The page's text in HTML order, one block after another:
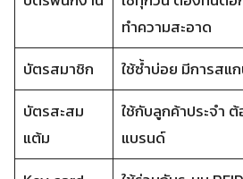
ทำความสะอาด
บัตรสมาชิก
ใช้ซ้ำบ่อย มีการสแ
บัตรสะสม
แต้ม
ใช้กับลูกค้าประจำ
แบรนด์